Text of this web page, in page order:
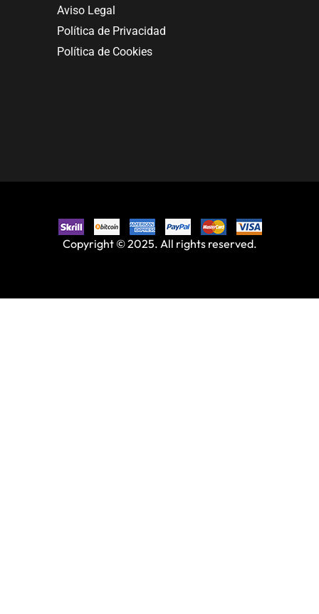
Aviso Legal
Política de Privacidad
Política de Cookies
Copyright © 2025. All rights reserved.